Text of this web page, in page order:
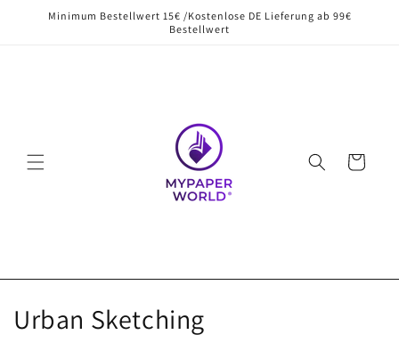
zumMinimum Bestellwert 15€ /Kostenlose DE Lieferung ab 99€
Bestellwert
Warenkorb
K
Urban Sketching